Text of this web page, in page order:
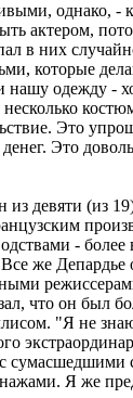
однако, -
актером,
в них
которые
одежду -
Это
Это
девяти (из
-
же Депардье
что он был
"Я не
сумасшедшими
Я же